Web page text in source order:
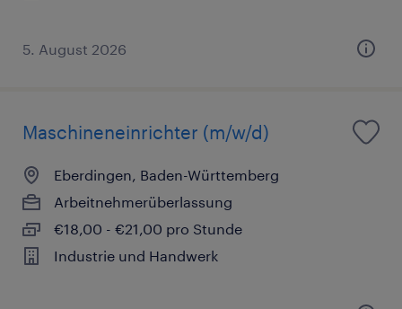
5. August 2026
Maschineneinrichter (m/w/d)
Eberdingen, Baden-Württemberg
Arbeitnehmerüberlassung
€18,00 - €21,00 pro Stunde
Industrie und Handwerk